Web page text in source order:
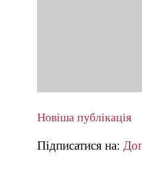
Новіша публікація
Підписатися на: